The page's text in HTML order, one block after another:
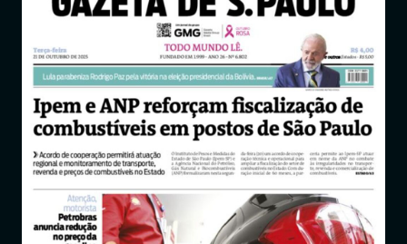
Revistas
Jornais
Notícias